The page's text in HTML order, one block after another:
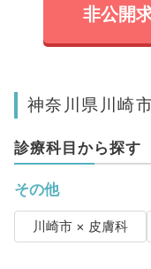
非公開
神奈川県川崎
診療科目から探す
その他
川崎市 × 皮膚科